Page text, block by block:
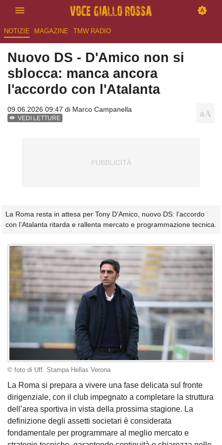
NOTIZIE MAGAZINE TMW RADIO
Nuovo DS - D'Amico non si
sblocca: manca ancora
l'accordo con l'Atalanta
09.06.2026 09:47 di Marco Campanella
VEDI LETTURE
La Roma resta in attesa per Tony D’Amico, nuovo DS: l’accordo
con l’Atalanta ritarda e rallenta mercato e programmazione tecnica.
© foto di Uff. Stampa Hellas Verona
La Roma si prepara a vivere una fase delicata sul fronte
dirigenziale, con il club impegnato a completare la struttura
dell’area sportiva in vista della prossima stagione. La
definizione degli assetti societari è considerata
fondamentale per programmare al meglio mercato e